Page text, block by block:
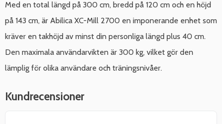
Med en total längd på 300 cm, bredd på 120 cm och en höjd
på 143 cm, är Abilica XC-Mill 2700 en imponerande enhet som
kräver en takhöjd av minst din personliga längd plus 40 cm.
Den maximala användarvikten är 300 kg, vilket gör den
lämplig för olika användare och träningsnivåer.
Kundrecensioner